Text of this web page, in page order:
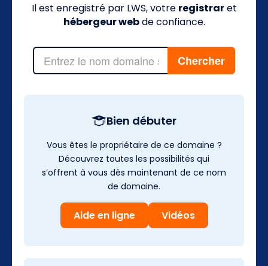
Il est enregistré par LWS, votre registraret
hébergeur webde confiance.
Bien débuter
Vous êtes le propriétaire de ce domaine ?
Découvrez toutes les possibilités qui
s’offrent à vous dès maintenant de ce nom
de domaine.
Aide en ligne Vidéos